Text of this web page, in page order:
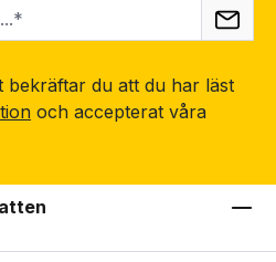
bekräftar du att du har läst
och accepterat våra